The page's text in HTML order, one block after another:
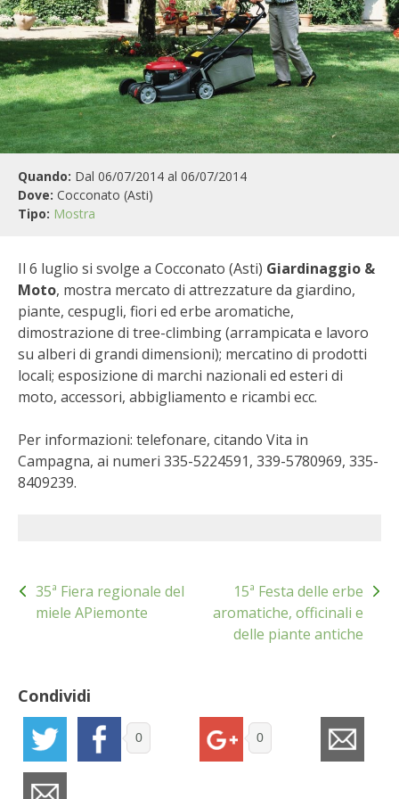
CUCINA
PRODOTTI
FARFALLE DELLA CAMPAGNA
PICCOLO POLLAIO
STORIE DEI LETTORI
CONSERVARE LA FRUTTA
CONSERVE DELL’ORTO
FACEM
STIHL
BLUMEN
MEDICINA DEI SEMPLICI
COMPO
HUSQVARNA
ZAPI GARDEN
Quando: Dal 06/07/2014 al 06/07/2014
Dove: Cocconato (Asti)
Tipo: Mostra
Il 6 luglio si svolge a Cocconato (Asti) Giardinaggio &
Moto, mostra mercato di attrezzature da giardino,
piante, cespugli, fiori ed erbe aromatiche,
dimostrazione di tree-climbing (arrampicata e lavoro
su alberi di grandi dimensioni); mercatino di prodotti
locali; esposizione di marchi nazionali ed esteri di
moto, accessori, abbigliamento e ricambi ecc.
Per informazioni: telefonare, citando Vita in
Campagna, ai numeri 335-5224591, 339-5780969, 335-
8409239.
articoli
35ª Fiera regionale del
miele APiemonte
15ª Festa delle erbe
aromatiche, officinali e
delle piante antiche
Condividi
0 0